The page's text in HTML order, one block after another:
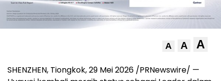
A A A
SHENZHEN, Tiongkok, 29 Mei 2026 /PRNewswire/ —